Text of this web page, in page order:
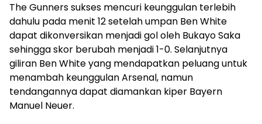
The Gunners sukses mencuri keunggulan terlebih
dahulu pada menit 12 setelah umpan Ben White
dapat dikonversikan menjadi gol oleh Bukayo Saka
sehingga skor berubah menjadi 1-0. Selanjutnya
giliran Ben White yang mendapatkan peluang untuk
menambah keunggulan Arsenal, namun
tendangannya dapat diamankan kiper Bayern
Manuel Neuer.